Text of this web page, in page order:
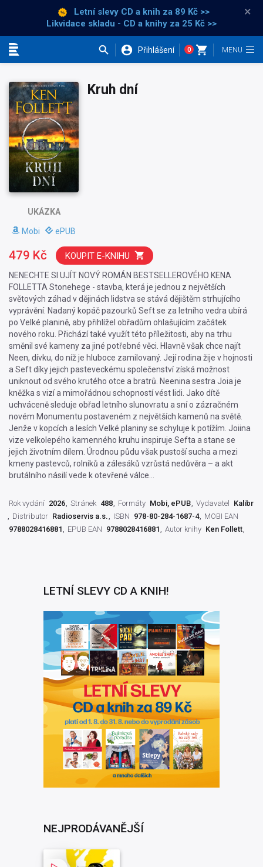
Letní slevy CD a knih za 89 Kč >>
Likvidace skladu - CD a knihy za 25 Kč >>
×
Přihlášení 0
UKÁZKA
Mobi ePUB
Kruh dní
NENECHTE SI UJÍT NOVÝ ROMÁN BESTSELLEROVÉHO KENA
FOLLETTA Stonehege - stavba, která je jednou z největších
světových záhad v dějinách lidstva se stává dějištěm strhujícího
vyprávění. Nadaný kopáč pazourků Seft se za letního vedra ubírá
po Velké planině, aby přihlížel obřadům ohlašujícím začátek
nového roku. Přichází také využít této příležitosti, aby na trhu
směnil své kameny za jiné potřebné věci. Hlavně však chce najít
Neen, dívku, do níž je hluboce zamilovaný. Její rodina žije v hojnosti
a Seft díky jejich pasteveckému společenství získá možnost
uniknout od svého krutého otce a bratrů. Neenina sestra Joia je
kněžka s vizí a mimořádnou schopností vést lidi. Jako dítě
uchváceně sleduje obřad letního slunovratu a sní o zázračném
novém Monumentu postaveném z největších kamenů na světě.
Jenže v kopcích a lesích Velké planiny se schyluje k potížím. Joiina
vize velkolepého kamenného kruhu inspiruje Sefta a stane se
jejich životním dílem. Úrodnou půdu však pustoší sucha a mezi
kmeny pastevců, rolníků a zálesáků vzrůstá nedůvěra – a akt
brutálního násilí vede k otevřené válce…
479 Kč KOUPIT E-KNIHU
Rok vydání 2026 Stránek 488 Formáty Mobi, ePUB Vydavatel Kalibr
Distributor Radioservis a.s. ISBN 978-80-284-1687-4
MOBI EAN
9788028416881
EPUB EAN 9788028416881 Autor knihy Ken Follett
LETNÍ SLEVY CD A KNIH!
NEJPRODÁVANĚJŠÍ